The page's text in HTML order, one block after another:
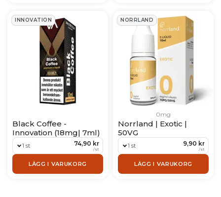
INNOVATION
Black Coffee -
Innovation (18mg| 7ml)
1 st 74,90 kr
/st
LÄGG I VARUKORG
NORRLAND
0mg
Norrland | Exotic |
50VG
1 st 9,90 kr
/st
LÄGG I VARUKORG